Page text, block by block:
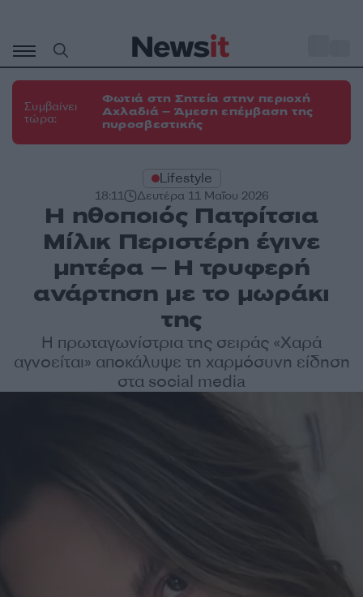
περιεχόμενο
Συμβαίνει
τώρα:
Φωτιά στη Σητεία στην περιοχή
Αχλαδιά – Άμεση επέμβαση της
πυροσβεστικής
Lifestyle
18:11 Δευτέρα 11 Μαΐου 2026
Η ηθοποιός Πατρίτσια
Μίλικ Περιστέρη έγινε
μητέρα – Η τρυφερή
ανάρτηση με το μωράκι
της
Η πρωταγωνίστρια της σειράς «Χαρά
αγνοείται» αποκάλυψε τη χαρμόσυνη είδηση
στα social media